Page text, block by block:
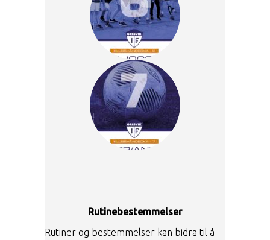
Rutinebestemmelser
Rutiner og bestemmelser kan bidra til å